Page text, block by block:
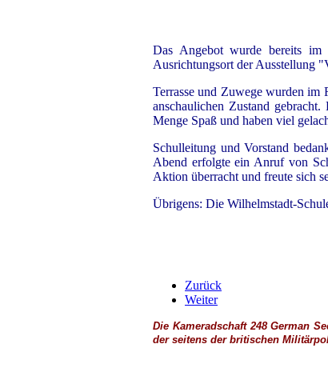
Das Angebot wurde bereits im
Ausrichtungsort der Ausstellung
Terrasse und Zuwege wurden im
anschaulichen Zustand
Menge Spaß und haben viel
Schulleitung und Vorstand
Abend erfolgte ein Anruf von
Aktion überracht und freute sich
Übrigens: Die Wilhelmstadt-
Zurück
Weiter
Die Kameradschaft 248 German
der seitens der britischen